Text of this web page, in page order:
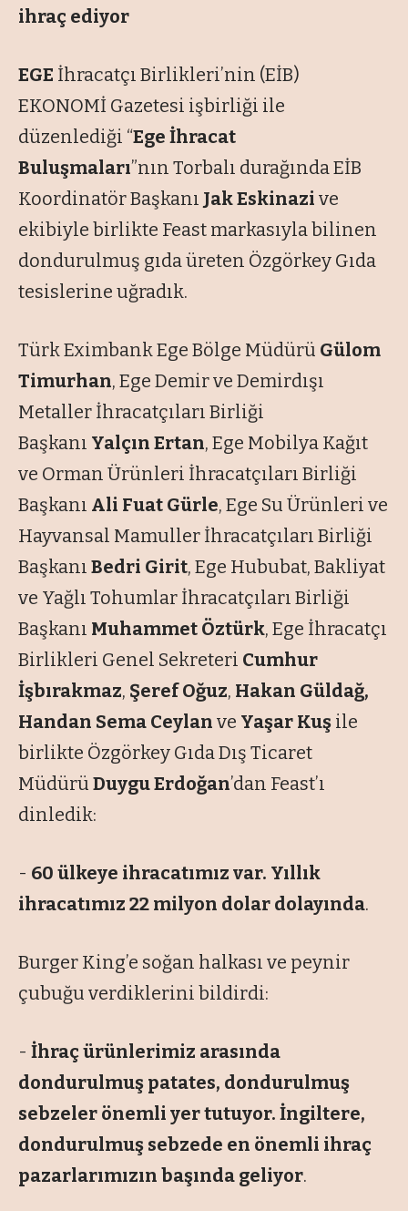
ihraç ediyor
EGE İhracatçı Birlikleri’nin (EİB)
EKONOMİ Gazetesi işbirliği ile
düzenlediği “Ege İhracat
Buluşmaları”nın Torbalı durağında EİB
Koordinatör Başkanı Jak Eskinazi ve
ekibiyle birlikte Feast markasıyla bilinen
dondurulmuş gıda üreten Özgörkey Gıda
tesislerine uğradık.
Türk Eximbank Ege Bölge Müdürü Gülom
Timurhan, Ege Demir ve Demirdışı
Metaller İhracatçıları Birliği
Başkanı Yalçın Ertan, Ege Mobilya Kağıt
ve Orman Ürünleri İhracatçıları Birliği
Başkanı Ali Fuat Gürle, Ege Su Ürünleri ve
Hayvansal Mamuller İhracatçıları Birliği
Başkanı Bedri Girit, Ege Hububat, Bakliyat
ve Yağlı Tohumlar İhracatçıları Birliği
Başkanı Muhammet Öztürk, Ege İhracatçı
Birlikleri Genel Sekreteri Cumhur
İşbırakmaz, Şeref Oğuz, Hakan Güldağ,
Handan Sema Ceylan ve Yaşar Kuş ile
birlikte Özgörkey Gıda Dış Ticaret
Müdürü Duygu Erdoğan’dan Feast’ı
dinledik:
- 60 ülkeye ihracatımız var. Yıllık
ihracatımız 22 milyon dolar dolayında.
Burger King’e soğan halkası ve peynir
çubuğu verdiklerini bildirdi:
- İhraç ürünlerimiz arasında
dondurulmuş patates, dondurulmuş
sebzeler önemli yer tutuyor. İngiltere,
dondurulmuş sebzede en önemli ihraç
pazarlarımızın başında geliyor.